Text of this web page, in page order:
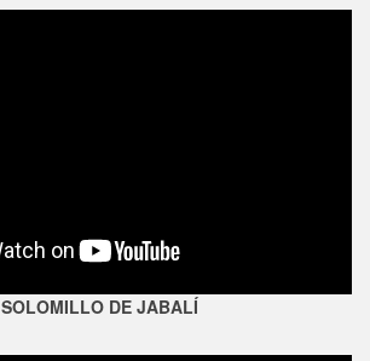
SOLOMILLO DE JABALÍ